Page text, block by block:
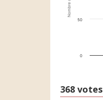
0
50
368 votes